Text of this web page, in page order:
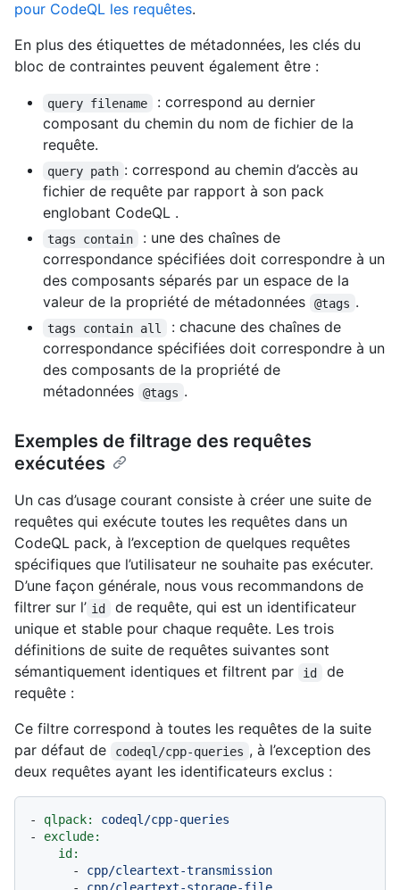
pour CodeQL les requêtes.
En plus des étiquettes de métadonnées, les clés du
bloc de contraintes peuvent également être :
query filename
: correspond au dernier
composant du chemin du nom de fichier de la
requête.
query path : correspond au chemin d’accès au
fichier de requête par rapport à son pack
englobant CodeQL .
tags contain
: une des chaînes de
correspondance spécifiées doit correspondre à un
des composants séparés par un espace de la
valeur de la propriété de métadonnées
@tags .
tags contain all
: chacune des chaînes de
correspondance spécifiées doit correspondre à un
des composants de la propriété de
métadonnées
@tags .
Exemples de filtrage des requêtes
exécutées
Un cas d’usage courant consiste à créer une suite de
requêtes qui exécute toutes les requêtes dans un
CodeQL pack, à l’exception de quelques requêtes
spécifiques que l’utilisateur ne souhaite pas exécuter.
D’une façon générale, nous vous recommandons de
filtrer sur l’ id
de requête, qui est un identificateur
unique et stable pour chaque requête. Les trois
définitions de suite de requêtes suivantes sont
sémantiquement identiques et filtrent par
id
de
requête :
Ce filtre correspond à toutes les requêtes de la suite
par défaut de
codeql/cpp-queries , à l’exception des
deux requêtes ayant les identificateurs exclus :
- qlpack:
codeql/cpp-queries
-
exclude:
id:
-
cpp/cleartext-transmission